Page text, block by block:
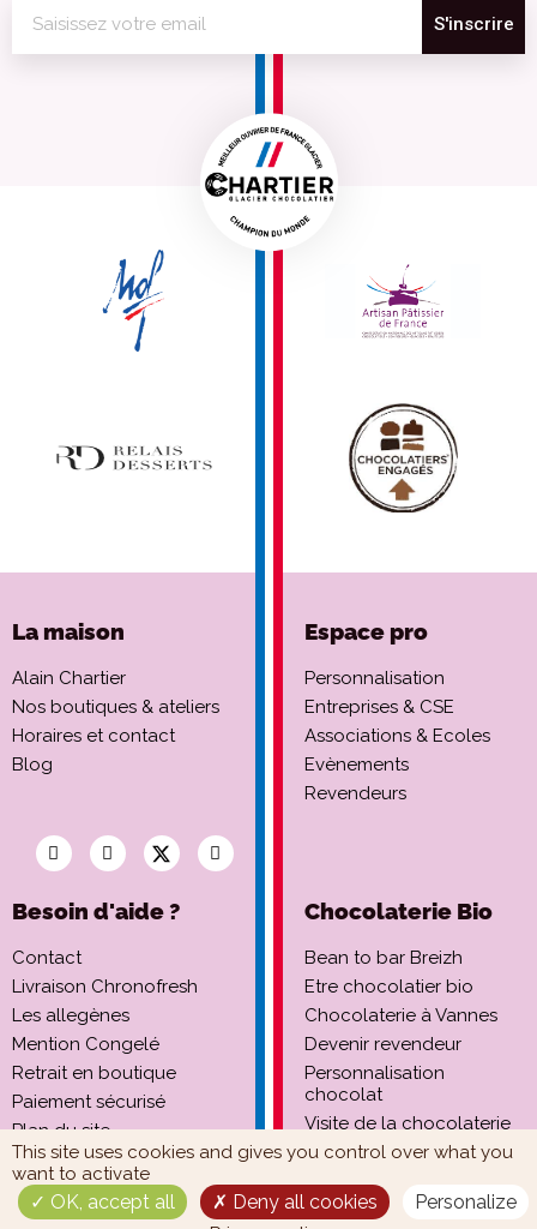
S'inscrire
La maison
Alain Chartier
Nos boutiques & ateliers
Horaires et contact
Blog
Espace pro
Personnalisation
Entreprises & CSE
Associations & Ecoles
Evènements
Revendeurs
Besoin d'aide ?
Contact
Livraison Chronofresh
Les allegènes
Mention Congelé
Retrait en boutique
Paiement sécurisé
Plan du site
Chocolaterie Bio
Bean to bar Breizh
Etre chocolatier bio
Chocolaterie à Vannes
Devenir revendeur
Personnalisation
chocolat
Visite de la chocolaterie
Mentions Légales
Politique de confidentialité
This site uses cookies and gives you control over what you
want to activate
OK, accept all Deny all cookies Personalize